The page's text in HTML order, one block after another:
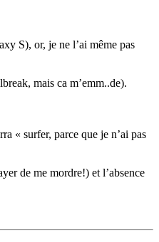
S), or, je ne l’ai même pas
mais ca m’emm..de).
« surfer, parce que je n’ai pas
de me mordre!) et l’absence